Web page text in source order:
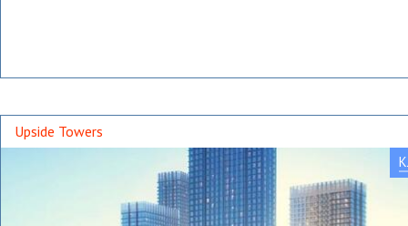
Upside Towers